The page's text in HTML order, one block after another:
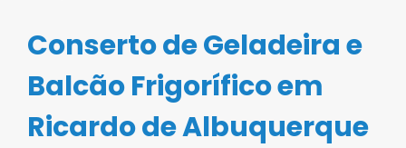
Conserto de Geladeira e
Balcão Frigorífico em
Ricardo de Albuquerque